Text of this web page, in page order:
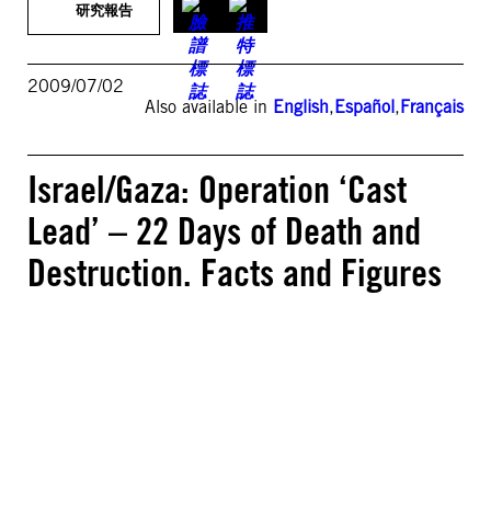
研究報告
2009/07/02
Also available in English,Español,Français
Israel/Gaza: Operation ‘Cast
Lead’ – 22 Days of Death and
Destruction. Facts and Figures